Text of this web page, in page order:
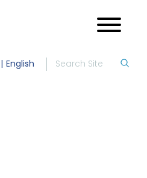
English